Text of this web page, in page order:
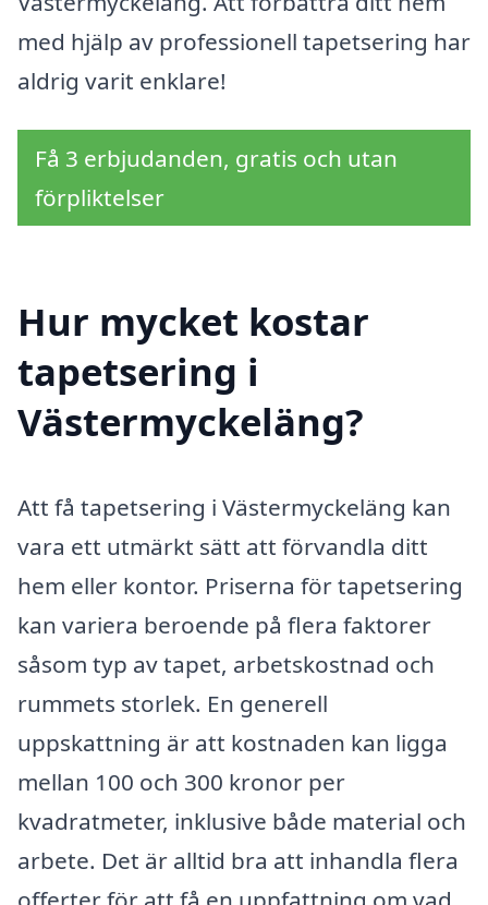
med hjälp av professionell tapetsering har
aldrig varit enklare!
Få 3 erbjudanden, gratis och utan
förpliktelser
Hur mycket kostar
tapetsering i
Västermyckeläng?
Att få tapetsering i Västermyckeläng kan
vara ett utmärkt sätt att förvandla ditt
hem eller kontor. Priserna för tapetsering
kan variera beroende på flera faktorer
såsom typ av tapet, arbetskostnad och
rummets storlek. En generell
uppskattning är att kostnaden kan ligga
mellan 100 och 300 kronor per
kvadratmeter, inklusive både material och
arbete. Det är alltid bra att inhandla flera